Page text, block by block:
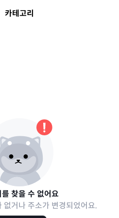
카테고리
찾을 수 없어요
없거나 주소가 변경되었어요.